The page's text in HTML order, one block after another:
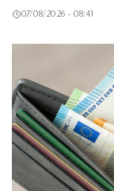
07/08/2026 - 08:41